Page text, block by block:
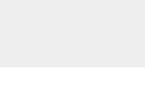
厘米左右各插入本产品一枚，并将继